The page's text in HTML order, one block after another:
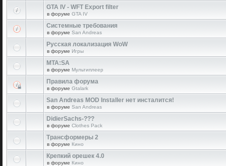
GTA IV - WFT Export filter
в форуме GTA IV
Системные требования
в форуме San Andreas
Русская локализация WoW
в форуме Игры
MTA:SA
в форуме Мультиплеер
Правила форума
в форуме Gtalark
San Andreas MOD Installer нет инсталится!
в форуме San Andreas
DidierSachs-???
в форуме Clothes Pack
Трансформеры 2
в форуме Кино
Крепкий орешек 4.0
в форуме Кино